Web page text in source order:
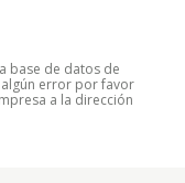
base de datos de
algún error por favor
a la dirección